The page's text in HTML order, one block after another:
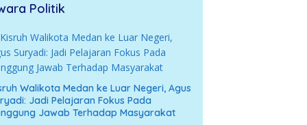
Politik
Walikota Medan ke Luar Negeri, Agus
Jadi Pelajaran Fokus Pada
Jawab Terhadap Masyarakat